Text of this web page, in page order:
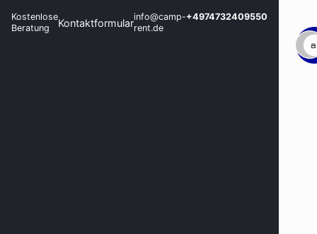
Kostenlose
Beratung
Kontaktformularinfo@camp-
rent.de
+4974732409550